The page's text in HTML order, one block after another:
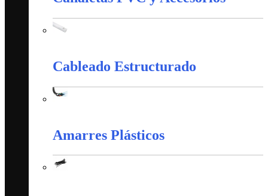
Cableado Estructurado
Amarres Plásticos